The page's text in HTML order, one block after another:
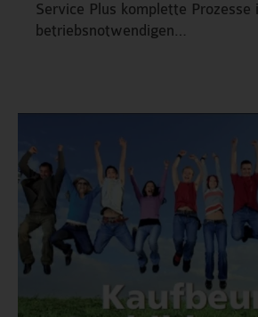
Service Plus komplette Prozesse
betriebsnotwendigen…